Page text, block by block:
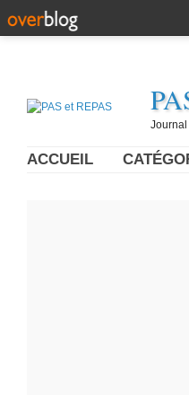
Journal
ACCUEIL